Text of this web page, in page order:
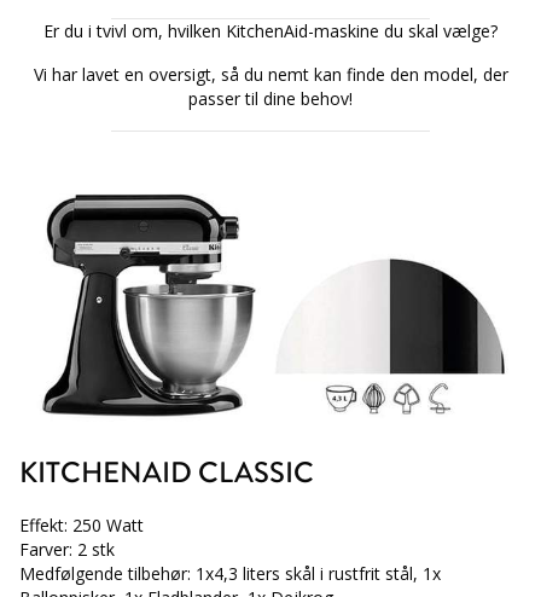
Er du i tvivl om, hvilken KitchenAid-maskine du skal vælge?
Vi har lavet en oversigt, så du nemt kan finde den model, der
passer til dine behov!
KITCHENAID CLASSIC
Effekt: 250 Watt
Farver: 2 stk
Medfølgende tilbehør: 1x4,3 liters skål i rustfrit stål, 1x